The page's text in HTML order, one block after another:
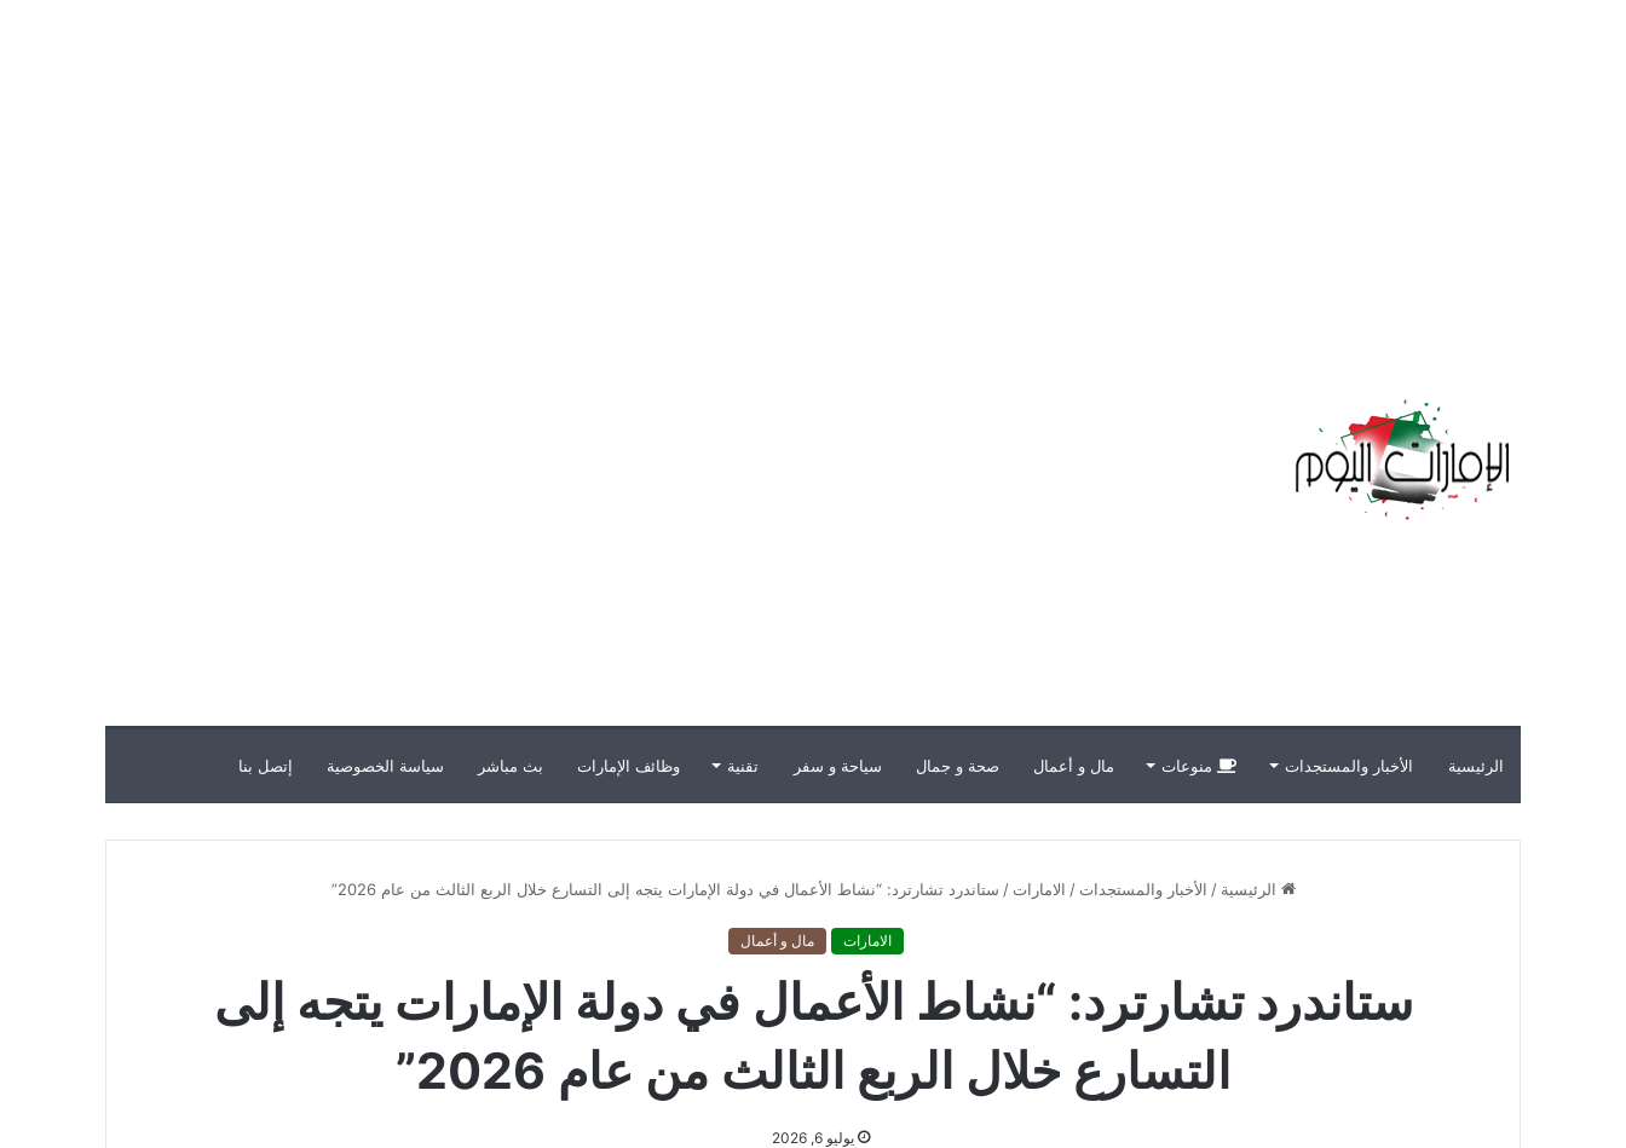
الرئيسية الأخبار والمستجدات منوعات مال و أعمال صحة و جمال سياحة و سفر تقنية وظائف الإمارات بث مباشر سياسة الخصوصية إتصل بنا
الرئيسية / الأخبار والمستجدات / الامارات / ستاندرد تشارترد: “نشاط الأعمال في دولة الإمارات يتجه إلى التسارع خلال الربع الثالث من عام 2026”
الامارات مال و أعمال
ستاندرد تشارترد: “نشاط الأعمال في دولة الإمارات يتجه إلى
التسارع خلال الربع الثالث من عام 2026”
يوليو 6, 2026